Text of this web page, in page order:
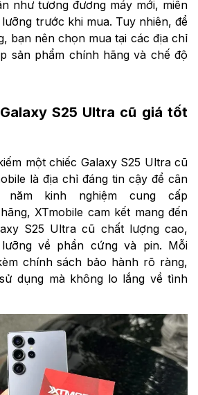
như tương đương máy mới, miễn
trước khi mua. Tuy nhiên, để
bạn nên chọn mua tại các địa chỉ
sản phẩm chính hãng và chế độ
S25 Ultra cũ giá tốt
một chiếc Galaxy S25 Ultra cũ
là địa chỉ đáng tin cậy để cân
năm kinh nghiệm cung cấp
XTmobile cam kết mang đến
S25 Ultra cũ chất lượng cao,
về phần cứng và pin. Mỗi
chính sách bảo hành rõ ràng,
dụng mà không lo lắng về tình